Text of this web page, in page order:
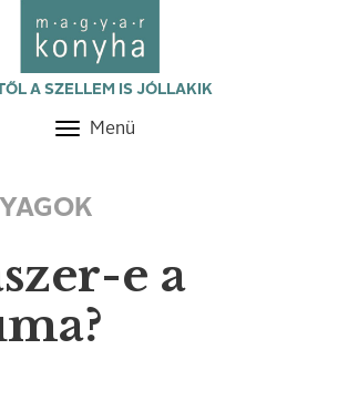
A SZELLEM IS JÓLLAKIK
Toggle
Menü
e a